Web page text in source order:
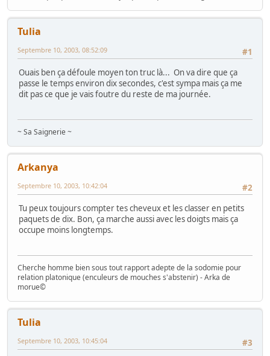
Tulia
#1
Septembre 10, 2003, 08:52:09
Ouais ben ça défoule moyen ton truc là... On va dire que ça
passe le temps environ dix secondes, c'est sympa mais ça me
dit pas ce que je vais foutre du reste de ma journée.
~ Sa Saignerie ~
Arkanya
#2
Septembre 10, 2003, 10:42:04
Tu peux toujours compter tes cheveux et les classer en petits
paquets de dix. Bon, ça marche aussi avec les doigts mais ça
occupe moins longtemps.
Cherche homme bien sous tout rapport adepte de la sodomie pour
relation platonique (enculeurs de mouches s'abstenir) - Arka de
morue©
Tulia
#3
Septembre 10, 2003, 10:45:04